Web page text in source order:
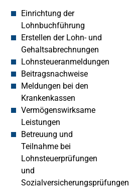
Einrichtung der
Lohnbuchführung
Erstellen der Lohn- und
Gehaltsabrechnungen
Lohnsteueranmeldungen
Beitragsnachweise
Meldungen bei den
Krankenkassen
Vermögenswirksame
Leistungen
Betreuung und
Teilnahme bei
Lohnsteuerprüfungen
und
Sozialversicherungsprüfungen